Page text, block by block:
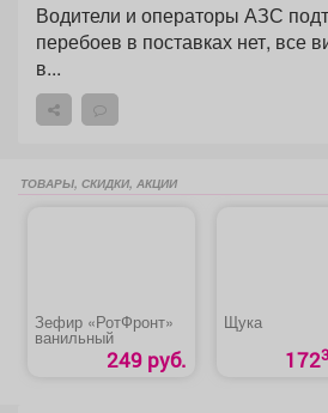
Водители и операторы АЗС
перебоев в поставках нет, все
в...
ТОВАРЫ, СКИДКИ, АКЦИИ
Зефир «РотФронт»
ванильный
249 руб.
Щука
172